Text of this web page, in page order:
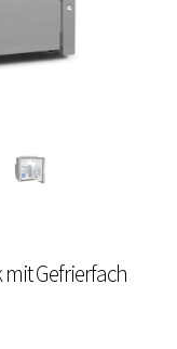
Front:
mit Gefrierfach